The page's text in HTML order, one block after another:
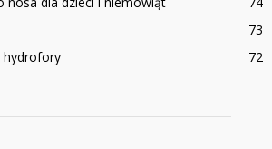
73
hydrofory
72